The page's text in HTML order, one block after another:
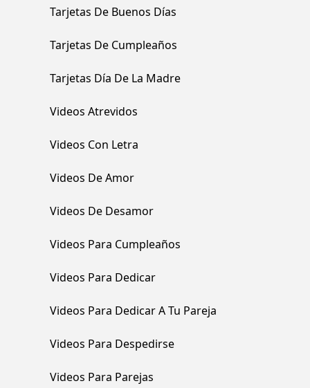
Tarjetas De Buenos Días
Tarjetas De Cumpleaños
Tarjetas Día De La Madre
Videos Atrevidos
Videos Con Letra
Videos De Amor
Videos De Desamor
Videos Para Cumpleaños
Videos Para Dedicar
Videos Para Dedicar A Tu Pareja
Videos Para Despedirse
Videos Para Parejas